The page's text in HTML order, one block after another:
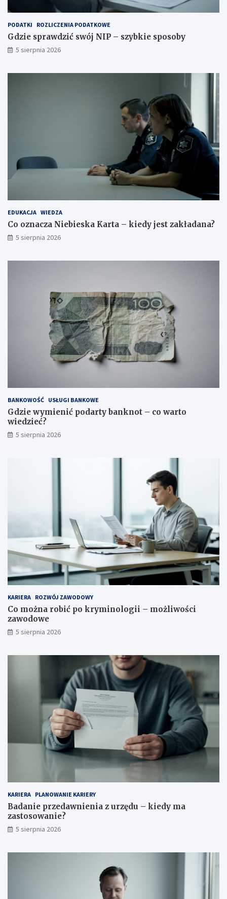
PODATKI ROZLICZENIA PODATKOWE
Gdzie sprawdzić swój NIP – szybkie sposoby
5 sierpnia 2026
EDUKACJA WIEDZA
Co oznacza Niebieska Karta – kiedy jest zakładana?
5 sierpnia 2026
BANKOWOŚĆ USŁUGI BANKOWE
Gdzie wymienić podarty banknot – co warto
wiedzieć?
5 sierpnia 2026
KARIERA ROZWÓJ ZAWODOWY
Co można robić po kryminologii – możliwości
zawodowe
5 sierpnia 2026
KARIERA PLANOWANIE KARIERY
Badanie przedawnienia z urzędu – kiedy ma
zastosowanie?
5 sierpnia 2026